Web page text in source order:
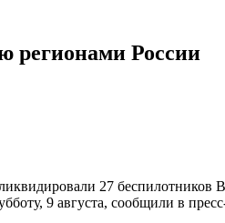
регионами России
27
9 августа, сообщили в